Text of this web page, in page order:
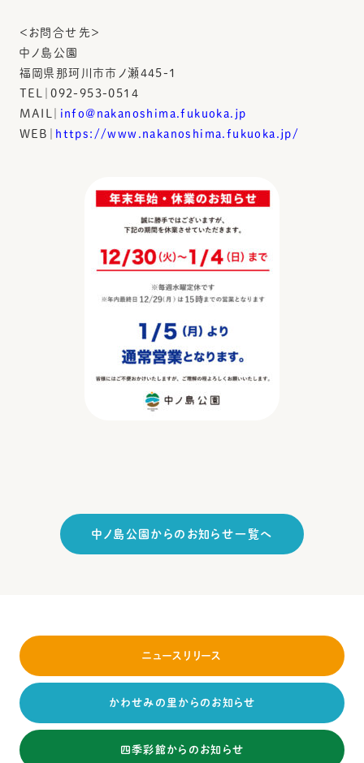
＜お問合せ先＞
中ノ島公園
福岡県那珂川市市ノ瀬445-1
TEL｜092-953-0514
MAIL｜
info@nakanoshima.fukuoka.jp
WEB｜
https://www.nakanoshima.fukuoka.jp/
中ノ島公園からのお知らせ一覧へ
ニュースリリース
かわせみの里からのお知らせ
四季彩館からのお知らせ